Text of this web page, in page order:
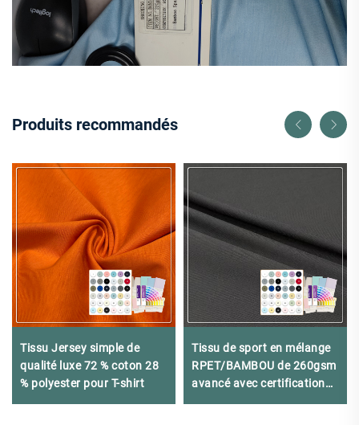
Produits recommandés
Tissu Jersey simple de
qualité luxe 72 % coton 28
% polyester pour T-shirt
Tissu de sport en mélange
RPET/BAMBOU de 260gsm
avancé avec certification